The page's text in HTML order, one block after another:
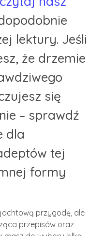
lektury. Jeśli
że drzemie
się
– sprawdź
dla
tej
formy
przygodę, ale
przepisów oraz